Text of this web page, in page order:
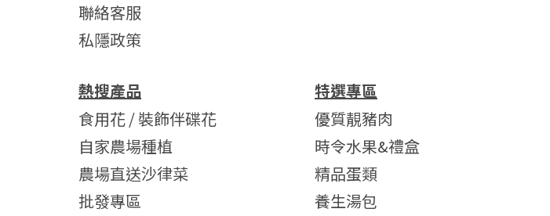
聯絡客服
私隱政策
熱搜產品
食用花 / 裝飾伴碟花
自家農場種植
農場直送沙律菜
批發專區
特選專區
優質靚豬肉
時令水果&禮盒
精品蛋類
養生湯包